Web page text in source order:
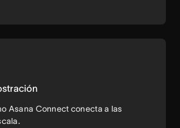
Asana Connect conecta a las